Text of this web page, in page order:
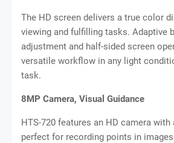
The HD screen delivers a true color
viewing and fulfilling tasks. Adaptive
adjustment and half-sided screen
versatile workflow in any light
task.
8MP Camera, Visual Guidance
HTS-720 features an HD camera with
perfect for recording points in